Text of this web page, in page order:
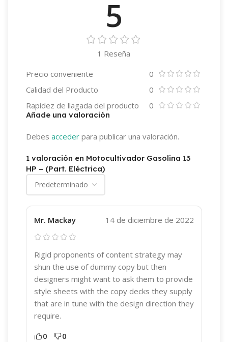
5
1 Reseña
Precio conveniente
0
Calidad del Producto
0
Rapidez de llagada del producto
0
1 valoración en Motocultivador Gasolina 13
HP – (Part. Eléctrica)
Mr. Mackay 14 de diciembre de 2022
Rigid proponents of content strategy may
shun the use of dummy copy but then
designers might want to ask them to provide
style sheets with the copy decks they supply
that are in tune with the design direction they
require.
0 0
Añade una valoración
Debes acceder para publicar una valoración.